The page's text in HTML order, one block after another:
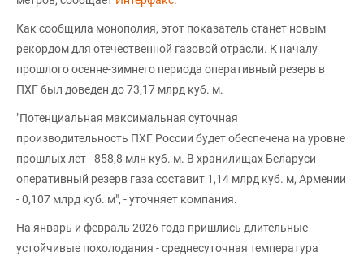
Как сообщила монополия, этот показатель станет новым
рекордом для отечественной газовой отрасли. К началу
прошлого осенне-зимнего периода оперативный резерв в
ПХГ был доведен до 73,17 млрд куб. м.
"Потенциальная максимальная суточная
производительность ПХГ России будет обеспечена на уровне
прошлых лет - 858,8 млн куб. м. В хранилищах Беларуси
оперативный резерв газа составит 1,14 млрд куб. м, Армении
- 0,107 млрд куб. м", - уточняет компания.
На январь и февраль 2026 года пришлись длительные
устойчивые похолодания - среднесуточная температура